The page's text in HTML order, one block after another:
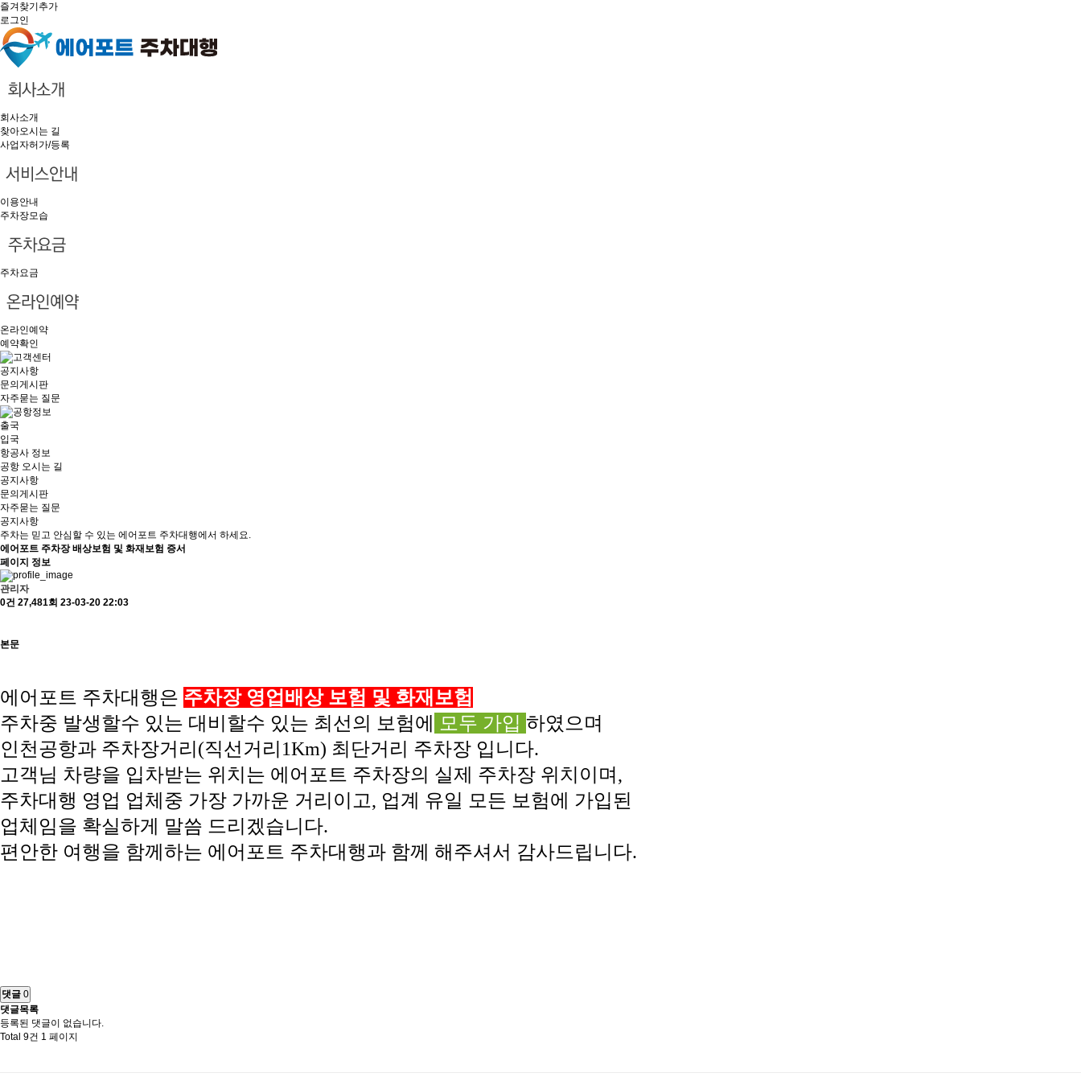
즐겨찾기추가
로그인
회사소개
찾아오시는 길
사업자허가/등록
이용안내
주차장모습
주차요금
온라인예약
예약확인
공지사항
문의게시판
자주묻는 질문
출국
입국
항공사 정보
공항 오시는 길
공지사항
문의게시판
자주묻는 질문
공지사항
주차는 믿고 안심할 수 있는 에어포트 주차대행에서 하세요.
에어포트 주차장 배상보험 및 화재보험 증서
페이지 정보
관리자
0건 27,481회 23-03-20 22:03
본문
에어포트 주차대행은 주차장 영업배상 보험 및 화재보험
주차중 발생할수 있는 대비할수 있는 최선의 보험에
모두 가입 하였으며
인천공항과 주차장거리(직선거리1Km) 최단거리 주차장 입니다.
고객님 차량을 입차받는 위치는 에어포트 주차장의 실제 주차장 위치이며,
주차대행 영업 업체중 가장 가까운 거리이고, 업계 유일 모든 보험에 가입된
업체임을 확실하게 말씀 드리겠습니다.
편안한 여행을 함께하는 에어포트 주차대행과 함께 해주셔서 감사드립니다.
댓글 0
댓글목록
등록된 댓글이 없습니다.
Total 9건 1 페이지